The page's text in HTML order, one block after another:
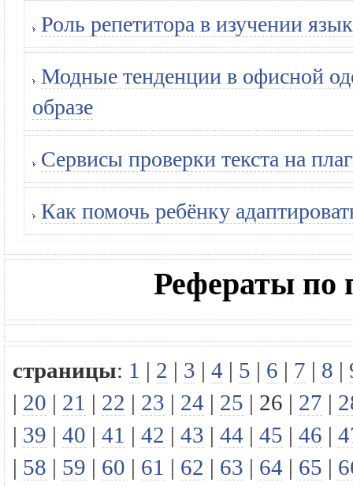
Роль репетитора в изучении
Модные тенденции в офисной
образе
Сервисы проверки текста на
Как помочь ребёнку
Рефераты по
страницы: 1 | 2 | 3 | 4 | 5 | 6 | 7 | 8 |
| 20 | 21 | 22 | 23 | 24 | 25 | 26 | 27 |
| 39 | 40 | 41 | 42 | 43 | 44 | 45 | 46 |
| 58 | 59 | 60 | 61 | 62 | 63 | 64 | 65 |